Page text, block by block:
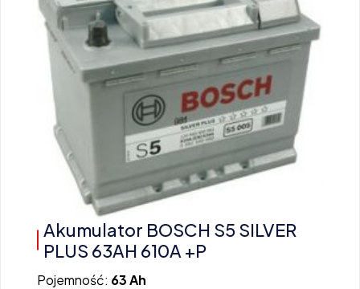
Akumulator BOSCH S5 SILVER
PLUS 63AH 610A +P
Pojemność: 63 Ah